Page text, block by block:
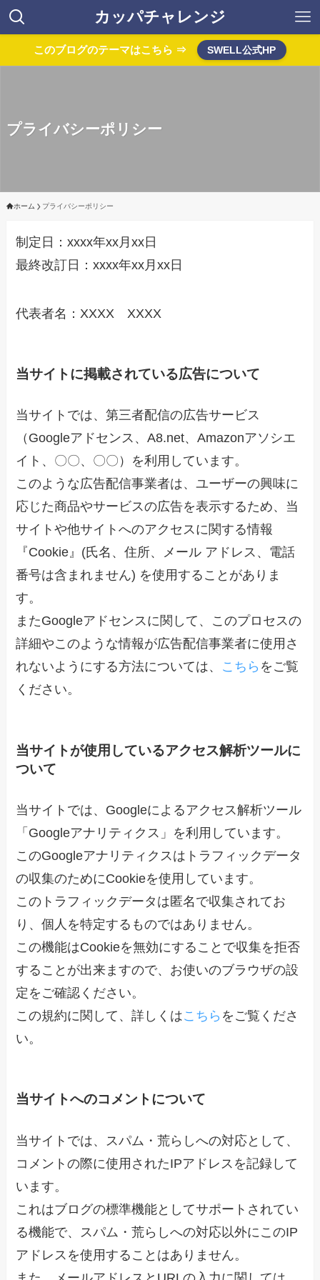
カッパチャレンジ
このブログのテーマはこちら ⇒ SWELL公式HP
プライバシーポリシー
ホーム プライバシーポリシー
制定日：xxxx年xx月xx日
最終改訂日：xxxx年xx月xx日
代表者名：XXXX XXXX
当サイトに掲載されている広告について
当サイトでは、第三者配信の広告サービス
（Googleアドセンス、A8.net、Amazonアソシエ
イト、〇〇、〇〇）を利用しています。
このような広告配信事業者は、ユーザーの興味に
応じた商品やサービスの広告を表示するため、当
サイトや他サイトへのアクセスに関する情報
『Cookie』(氏名、住所、メール アドレス、電話
番号は含まれません) を使用することがありま
す。
またGoogleアドセンスに関して、このプロセスの
詳細やこのような情報が広告配信事業者に使用さ
れないようにする方法については、 こちら をご覧
ください。
当サイトが使用しているアクセス解析ツールに
ついて
当サイトでは、Googleによるアクセス解析ツール
「Googleアナリティクス」を利用しています。
このGoogleアナリティクスはトラフィックデータ
の収集のためにCookieを使用しています。
このトラフィックデータは匿名で収集されてお
り、個人を特定するものではありません。
この機能はCookieを無効にすることで収集を拒否
することが出来ますので、お使いのブラウザの設
定をご確認ください。
この規約に関して、詳しくはこちら をご覧くださ
い。
当サイトへのコメントについて
当サイトでは、スパム・荒らしへの対応として、
コメントの際に使用されたIPアドレスを記録して
います。
これはブログの標準機能としてサポートされてい
る機能で、スパム・荒らしへの対応以外にこのIP
アドレスを使用することはありません。